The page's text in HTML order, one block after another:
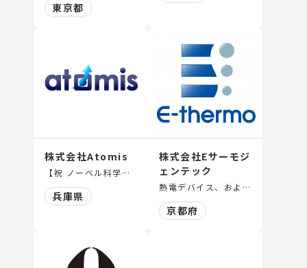
東京都
株式会社Atomis
【祝 ノーベル科学賞受賞】Atomis社 科学顧問の京都大学高等研究院 北川進特別教授が、2025年10月8日にノーベル化学賞を受賞されました！ PCP/MOFなどの次世代多孔性材料の設計評価、製造販売 次世代ガス容器CubiTan®を基軸としたガス流通システムの提供、分散型カーボンリサイクル（CO₂変換回収）システムの提供
兵庫県
株式会社Eサーモジ
ェンテック
熱電デバイス、およびシステムの研究、開発、製造、販売
京都府